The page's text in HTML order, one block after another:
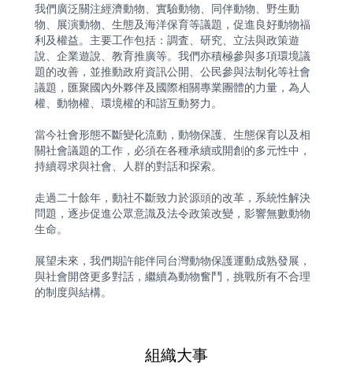
我們廣泛關注經濟動物、實驗動物、同伴動物、野生動
物、展演動物、生態及海洋保育等議題，促進良好動物福
利及權益。主要工作包括：調査、研究、立法與政策遊
說、企業遊說、教育推廣等。我們亦積極參與多項環境議
題的改善，並推動政府資訊公開、公民參與法制化等社會
議題，匯聚國內外夥伴及國際相關專業團體的力量，為人
權、動物權、環境權的和諧互動努力。
當今社會形態不斷變化流動，動物保護、生態保育以及相
關社會議題的工作，必須在各種承續或開創的多元性中，
持續尋求與社會、人群的對話和探索。
走過二十餘年，動社不斷致力於源頭的改革，系統性解決
問題，逐步促進公眾意識及法令政策改變，影響無數動物
生命。
展望未來，我們期許能伴同台灣動物保護運動成熟發展，
與社會開啓更多對話，繼續為動物奮鬥，挑戰所有不合理
的制度與結構。
組織大事